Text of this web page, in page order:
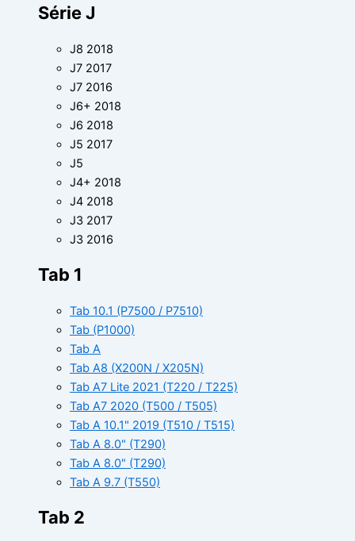
Série J
J8 2018
J7 2017
J7 2016
J6+ 2018
J6 2018
J5 2017
J5
J4+ 2018
J4 2018
J3 2017
J3 2016
Tab 1
Tab 10.1 (P7500 / P7510)
Tab (P1000)
Tab A
Tab A8 (X200N / X205N)
Tab A7 Lite 2021 (T220 / T225)
Tab A7 2020 (T500 / T505)
Tab A 10.1" 2019 (T510 / T515)
Tab A 8.0" (T290)
Tab A 8.0" (T290)
Tab A 9.7 (T550)
Tab 2